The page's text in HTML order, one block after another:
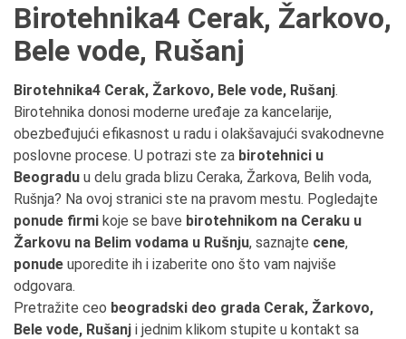
Birotehnika4 Cerak, Žarkovo,
Bele vode, Rušanj
Birotehnika4 Cerak, Žarkovo, Bele vode, Rušanj.
Birotehnika donosi moderne uređaje za kancelarije,
obezbeđujući efikasnost u radu i olakšavajući svakodnevne
poslovne procese. U potrazi ste za birotehnici u
Beogradu u delu grada blizu Ceraka, Žarkova, Belih voda,
Rušnja? Na ovoj stranici ste na pravom mestu. Pogledajte
ponude firmi koje se bave birotehnikom na Ceraku u
Žarkovu na Belim vodama u Rušnju, saznajte cene,
ponude uporedite ih i izaberite ono što vam najviše
odgovara.
Pretražite ceo beogradski deo grada Cerak, Žarkovo,
Bele vode, Rušanj i jednim klikom stupite u kontakt sa